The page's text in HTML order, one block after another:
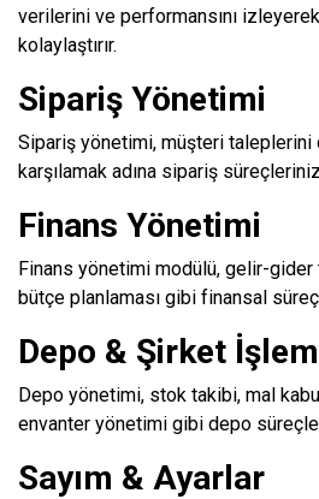
verilerini ve performansını
kolaylaştırır.
Sipariş Yönetimi
Sipariş yönetimi, müşteri taleplerini
karşılamak adına sipariş
Finans Yönetimi
Finans yönetimi modülü, gelir-
bütçe planlaması gibi finansal
Depo & Şirket
Depo yönetimi, stok takibi, mal
envanter yönetimi gibi depo
Sayım & Ayarlar